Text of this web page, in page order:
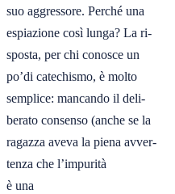
suo aggressore. Perché una
espiazione così lunga? La ri-
sposta, per chi conosce un
po’di catechismo, è molto
semplice: mancando il deli-
berato consenso (anche se la
ragazza aveva la piena avver-
tenza che l’impurità
è una